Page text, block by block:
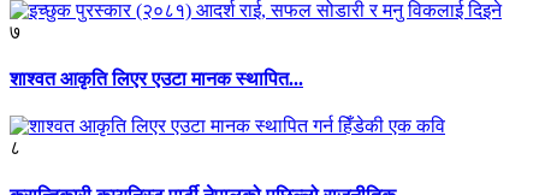
७
शाश्वत आकृति लिएर एउटा मानक स्थापित...
८